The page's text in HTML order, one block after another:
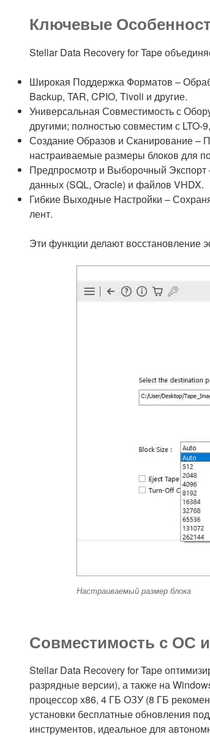
Ключевые
Stellar Data Recovery for Tape
Широкая Поддержка Форматов –
Backup, TAR, CPIO, Tivoli и другие.
Универсальная Совместимость с
другими; полностью совместим с LTO-
Создание Образов и Сканирование –
настраиваемые размеры блоков для
Предпросмотр и Выборочный Экспорт
данных (SQL, Oracle) и файлов VHDX.
Гибкие Выходные Настройки –
лент.
Эти функции делают восстановление
Настраиваемый размер блока
Совместимость с ОС
Stellar Data Recovery for Tape
разрядные версии), а также на
процессор x86, 4 ГБ ОЗУ (8 ГБ
установки бесплатные обновления
инструментов, идеальное для